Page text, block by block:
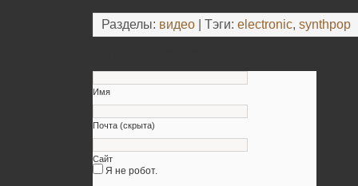
Разделы: видео | Тэги: electronic, synthpop
Имя
Почта (скрыта)
Сайт
Я не робот.